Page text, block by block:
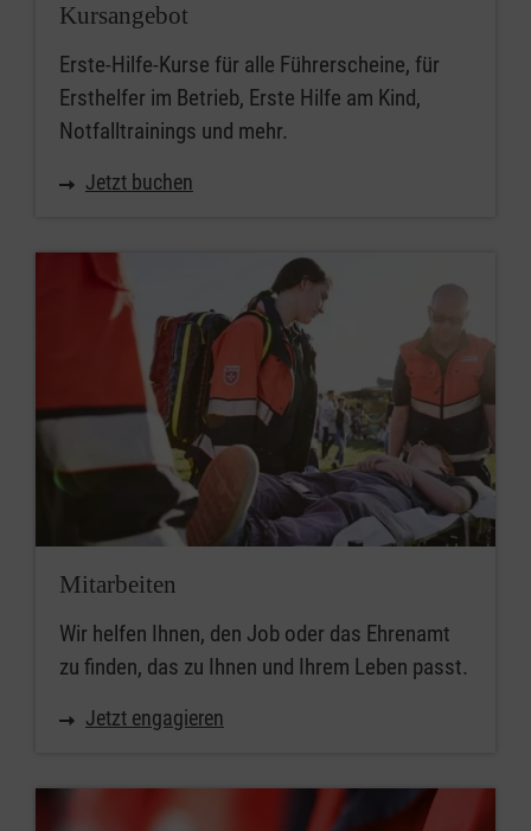
Kursangebot
Erste-Hilfe-Kurse für alle Führerscheine, für
Ersthelfer im Betrieb, Erste Hilfe am Kind,
Notfalltrainings und mehr.
Jetzt buchen
Mitarbeiten
Wir helfen Ihnen, den Job oder das Ehrenamt
zu finden, das zu Ihnen und Ihrem Leben passt.
Jetzt engagieren